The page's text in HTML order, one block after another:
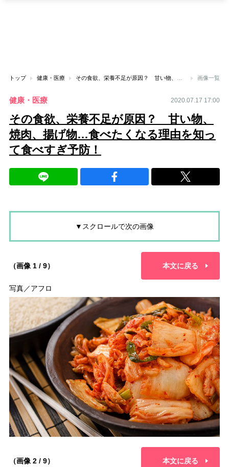
トップ 健康・医療 画像一覧
健康・医療 2020.07.17 17:00
その食欲、栄養不足が原因？ 甘い物、
焼肉、揚げ物…食べたくなる理由を知っ
て食べすぎ予防！
▼スクロールで次の画像
（画像 1 / 9） 本文に戻る
写真／アフロ
（画像 2 / 9） 本文に戻る